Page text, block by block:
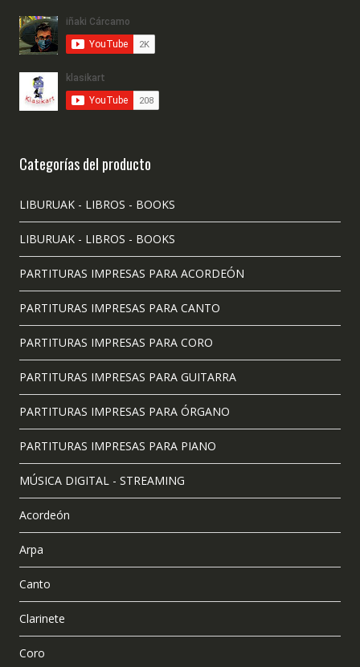
Categorías del producto
LIBURUAK - LIBROS - BOOKS
LIBURUAK - LIBROS - BOOKS
PARTITURAS IMPRESAS PARA ACORDEÓN
PARTITURAS IMPRESAS PARA CANTO
PARTITURAS IMPRESAS PARA CORO
PARTITURAS IMPRESAS PARA GUITARRA
PARTITURAS IMPRESAS PARA ÓRGANO
PARTITURAS IMPRESAS PARA PIANO
MÚSICA DIGITAL - STREAMING
Acordeón
Arpa
Canto
Clarinete
Coro